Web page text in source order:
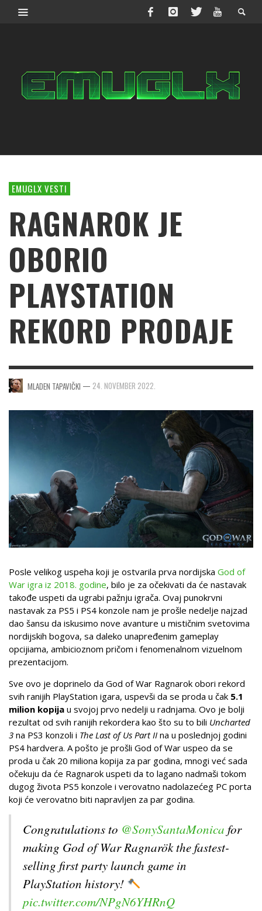
EMUGLX VESTI
RAGNAROK JE
OBORIO
PLAYSTATION
REKORD PRODAJE
MLADEN TAPAVIČKI — 24. NOVEMBER 2022.
Posle velikog uspeha koji je ostvarila prva nordijska God of
War igra iz 2018. godine, bilo je za očekivati da će nastavak
takođe uspeti da ugrabi pažnju igrača. Ovaj punokrvni
nastavak za PS5 i PS4 konzole nam je prošle nedelje najzad
dao šansu da iskusimo nove avanture u mističnim svetovima
nordijskih bogova, sa daleko unapređenim gameplay
opcijiama, ambicioznom pričom i fenomenalnom vizuelnom
prezentacijom.
Sve ovo je doprinelo da God of War Ragnarok obori rekord
svih ranijih PlayStation igara, uspevši da se proda u čak 5.1
milion kopija u svojoj prvo nedelji u radnjama. Ovo je bolji
rezultat od svih ranijih rekordera kao što su to bili Uncharted
3 na PS3 konzoli i The Last of Us Part II na u poslednjoj godini
PS4 hardvera. A pošto je prošli God of War uspeo da se
proda u čak 20 miliona kopija za par godina, mnogi već sada
očekuju da će Ragnarok uspeti da to lagano nadmaši tokom
dugog života PS5 konzole i verovatno nadolazećeg PC porta
koji će verovatno biti napravljen za par godina.
Congratulations to @SonySantaMonica for
making God of War Ragnarök the fastest-
selling first party launch game in
PlayStation history!
pic.twitter.com/NPgN6YHRnQ